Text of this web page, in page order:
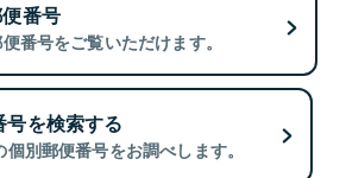
番号
番号をご覧いただけます。
を検索する
別郵便番号をお調べします。